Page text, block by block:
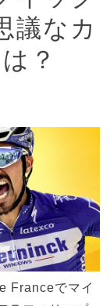
議なカ
？
Franceでマイ